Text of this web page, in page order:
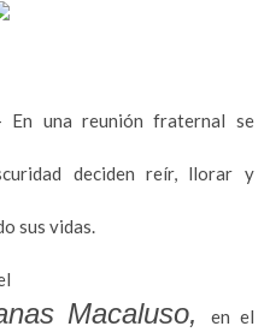
En una reunión fraternal se
deciden reír, llorar y
sus vidas.
Macaluso,en el